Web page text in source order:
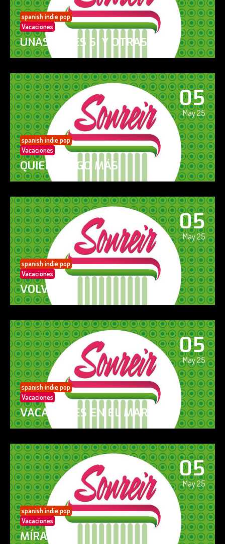
spanish indie pop
Vacaciones
UNAS VECES SÍ Y OTRAS NO
05
May 25
spanish indie pop
Vacaciones
QUIERO ALGO MÁS
05
May 25
spanish indie pop
Vacaciones
VOLVERÁS
05
May 25
spanish indie pop
Vacaciones
VACACIONES EN EL MAR
05
May 25
spanish indie pop
Vacaciones
MÍRAME